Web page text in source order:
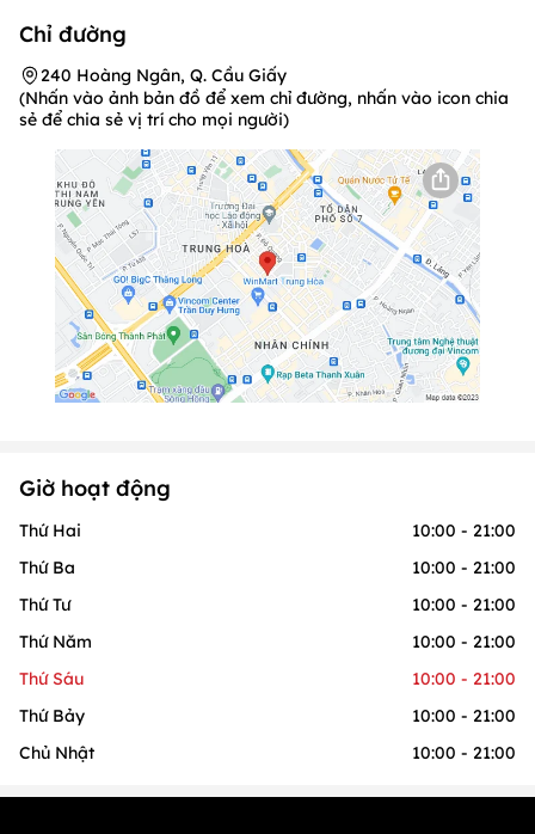
Chỉ đường
240 Hoàng Ngân, Q. Cầu Giấy
(Nhấn vào ảnh bản đồ để xem chỉ đường, nhấn vào icon chia
sẻ để chia sẻ vị trí cho mọi người)
Giờ hoạt động
Thứ Hai
10:00 - 21:00
Thứ Ba
10:00 - 21:00
Thứ Tư
10:00 - 21:00
Thứ Năm
10:00 - 21:00
Thứ Sáu
10:00 - 21:00
Thứ Bảy
10:00 - 21:00
Chủ Nhật
10:00 - 21:00